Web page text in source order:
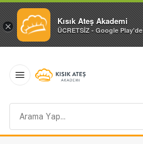
× Kısık Ateş Akademi
ÜCRETSİZ - Google Play'de
sorgusu